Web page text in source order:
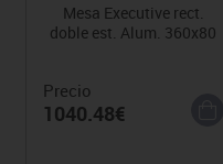
Mesa Executive rect.
doble est. Alum. 360x80
Precio
1040.48€